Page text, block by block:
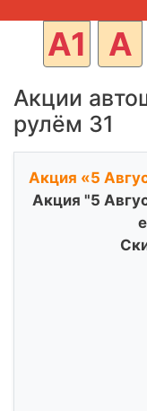
A1 A
Акции
рулём 31
Акция «5
Акция "5